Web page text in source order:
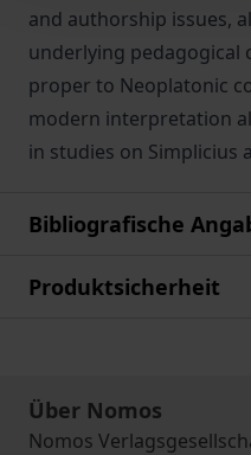
and authorship issues,
underlying pedagogical
proper to Neoplatonic
modern interpretation
in studies on Simplicius
Bibliografische
Produktsicherheit
Über Nomos
Nomos